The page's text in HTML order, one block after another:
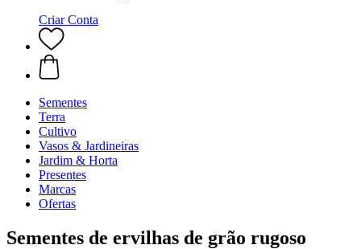
Criar Conta
Sementes
Terra
Cultivo
Vasos & Jardineiras
Jardim & Horta
Presentes
Marcas
Ofertas
Sementes de ervilhas de grão rugoso